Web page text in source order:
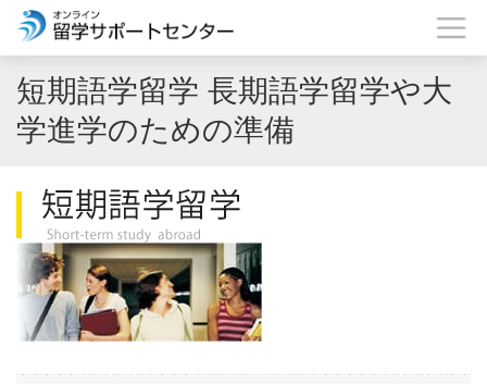
短期語学留学 長期語学留学や大
学進学のための準備